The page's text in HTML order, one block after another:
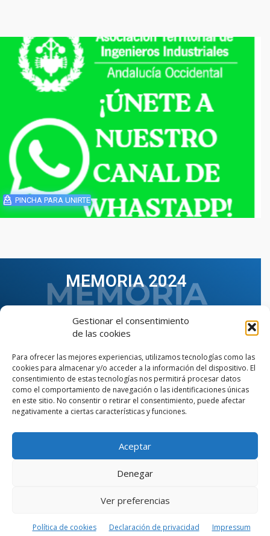
Gestionar el consentimiento
de las cookies
Para ofrecer las mejores experiencias, utilizamos tecnologías como las
cookies para almacenar y/o acceder a la información del dispositivo. El
consentimiento de estas tecnologías nos permitirá procesar datos
como el comportamiento de navegación o las identificaciones únicas
en este sitio. No consentir o retirar el consentimiento, puede afectar
negativamente a ciertas características y funciones.
Aceptar
Denegar
Ver preferencias
Política de cookies Declaración de privacidad Impressum
PINCHA PARA UNIRTE
MEMORIA 2024
VER TODAS LAS MEMORIAS
© Copyright © 2023 AIIAOC - Asociación Territorial de
Ingenieros Industriales de Andalucía Occidental. Página
AIIAOC.